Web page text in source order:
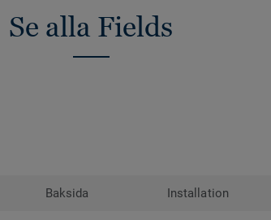
Se alla Fields
Baksida Installation